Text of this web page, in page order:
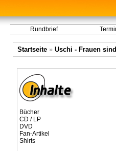
Rundbrief
Startseite» Uschi - Frauen
Bücher
CD / LP
DVD
Fan-Artikel
Shirts